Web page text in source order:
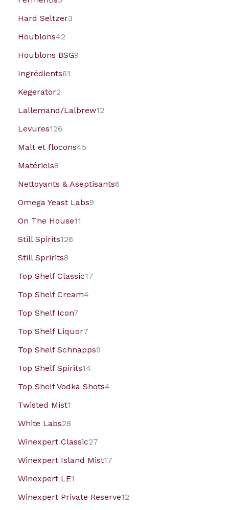
Hard Seltzer3
Houblons42
Houblons BSG9
Ingrédients61
Kegerator2
Lallemand/Lalbrew12
Levures126
Malt et flocons45
Matériels8
Nettoyants & Aseptisants6
Omega Yeast Labs9
On The House11
Still Spirits126
Still Spririts8
Top Shelf Classic17
Top Shelf Cream4
Top Shelf Icon7
Top Shelf Liquor7
Top Shelf Schnapps9
Top Shelf Spirits14
Top Shelf Vodka Shots4
Twisted Mist1
White Labs28
Winexpert Classic27
Winexpert Island Mist17
Winexpert LE1
Winexpert Private Reserve12